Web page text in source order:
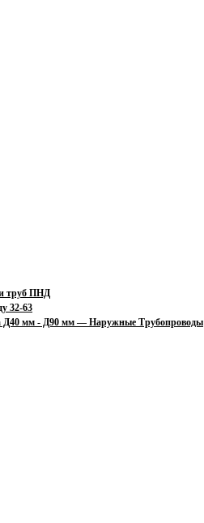
труб ПНД
32-63
Д40 мм - Д90 мм — Наружные Трубопроводы